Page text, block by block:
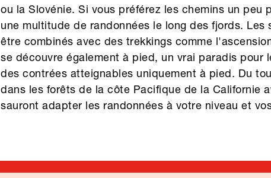
ou la Slovénie. Si vous préférez les chemins un
une multitude de randonnées le long des fjords.
être combinés avec des trekkings comme
se découvre également à pied, un vrai paradis pour
des contrées atteignables uniquement à pied. Du
dans les forêts de la côte Pacifique de la Californie
sauront adapter les randonnées à votre niveau et